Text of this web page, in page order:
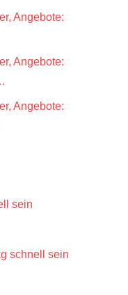
Angebote:
Angebote:
Angebote:
sein
schnell sein